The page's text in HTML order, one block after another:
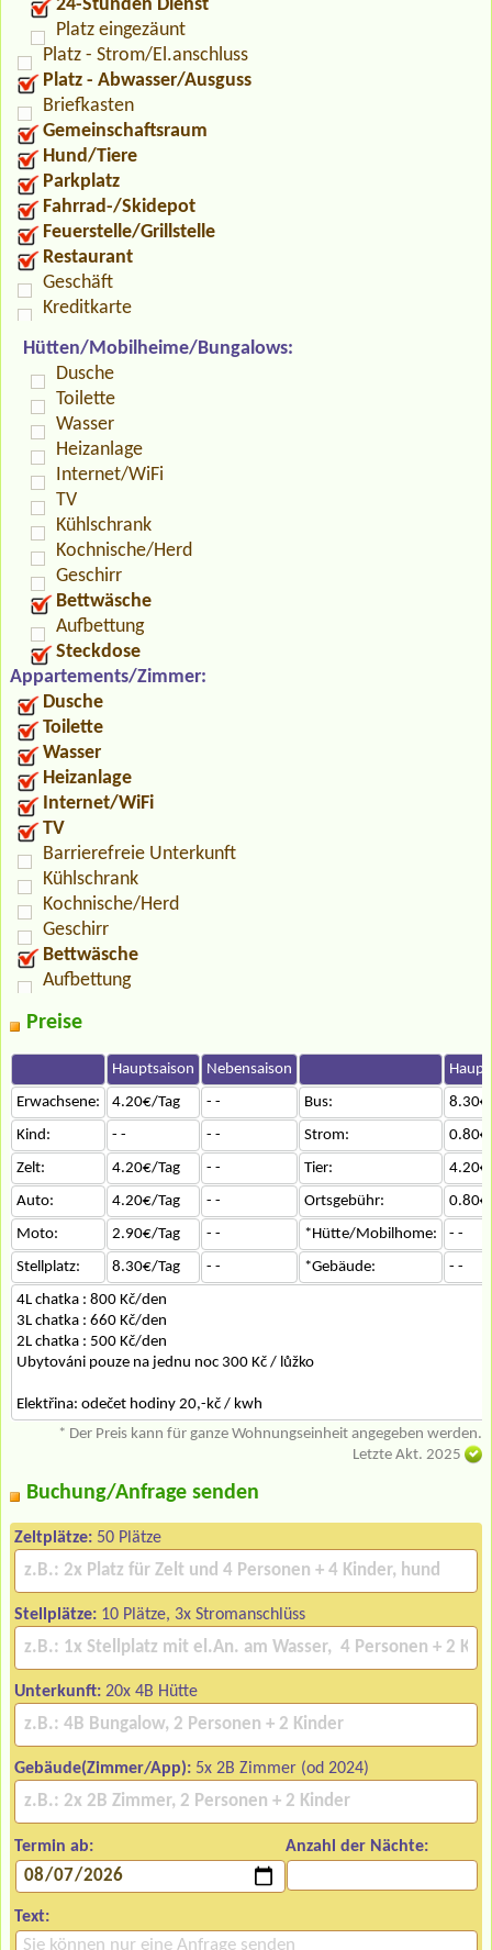
24-Stunden Dienst
Platz eingezäunt
Platz - Strom/El.anschluss
Platz - Abwasser/Ausguss
Briefkasten
Gemeinschaftsraum
Hund/Tiere
Parkplatz
Fahrrad-/Skidepot
Feuerstelle/Grillstelle
Restaurant
Geschäft
Kreditkarte
Hütten/Mobilheime/Bungalows:
Dusche
Toilette
Wasser
Heizanlage
Internet/WiFi
TV
Kühlschrank
Kochnische/Herd
Geschirr
Bettwäsche
Aufbettung
Steckdose
Appartements/Zimmer:
Dusche
Toilette
Wasser
Heizanlage
Internet/WiFi
TV
Barrierefreie Unterkunft
Kühlschrank
Kochnische/Herd
Geschirr
Bettwäsche
Aufbettung
Preise
Hauptsaison Nebensaison
Erwachsene:
4.20€/Tag - - Bus:
Kind:
- - - - Strom:
Zelt:
4.20€/Tag - - Tier:
Auto:
4.20€/Tag - - Ortsgebühr:
Moto:
2.90€/Tag - - *Hütte/Mobilhome:
- -
Stellplatz:
8.30€/Tag - - *Gebäude:
- -
4L chatka : 800 Kč/den
3L chatka : 660 Kč/den
2L chatka : 500 Kč/den
Ubytováni pouze na jednu noc 300 Kč / lůžko
Elektřina: odečet hodiny 20,-kč / kwh
* Der Preis kann für ganze Wohnungseinheit angegeben werden.
Letzte Akt. 2025
Buchung/Anfrage senden
Zeltplätze: 50 Plätze
Stellplätze: 10 Plätze, 3x Stromanschlüss
Unterkunft: 20x 4B Hütte
Gebäude(Zimmer/App): 5x 2B Zimmer (od 2024)
Termin ab: Anzahl der Nächte:
Text: